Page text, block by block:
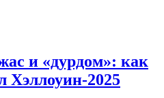
и «дурдом»: как
Хэллоуин-2025